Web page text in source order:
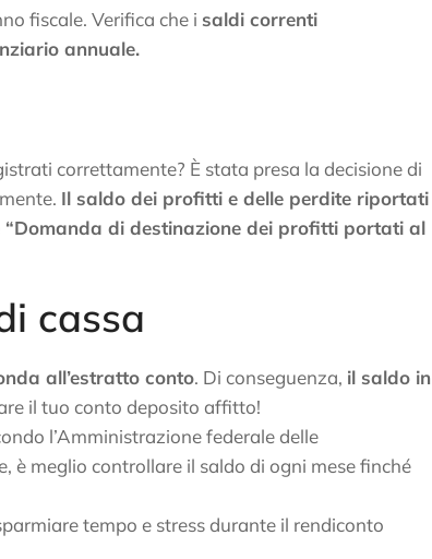
fiscale. Verifica che i saldi correnti
annuale.
correttamente? È stata presa la decisione di
Il saldo dei profitti e delle perdite riportati
di destinazione dei profitti portati al
cassa
all’estratto conto. Di conseguenza, il saldo in
il tuo conto deposito affitto!
l’Amministrazione federale delle
è meglio controllare il saldo di ogni mese finché
tempo e stress durante il rendiconto